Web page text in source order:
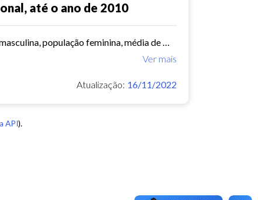
até o ano de 2010
Este conjunto de dados contém informações demográficas (população masculina, população feminina, média de moradores por domicílio, etc) para cada bairro e regional de Fortaleza...
Ver mais
Atualização: 16/11/2022
API).